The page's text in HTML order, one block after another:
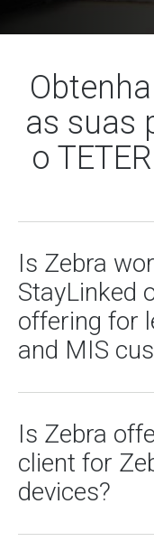
as suas
o
Is Zebra
StayLinked
offering for
and MIS
Is Zebra
client for
devices?